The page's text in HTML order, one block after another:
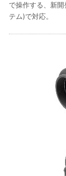
で操作する、新
テム)で対応。